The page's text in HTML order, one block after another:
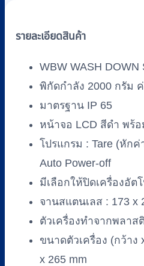
WBW
น้ำ
WBW-
รายละเอียดสินค้า
WBW WASH DOWN
พิกัดกำลัง 2000 กรัม
มาตรฐาน IP 65
หน้าจอ LCD สีดำ พร้อ
โปรแกรม : Tare (หัก
Auto Power-off
มีเลือกให้ปิดเครื่องอัต
จานสแตนเลส : 173 x
ตัวเครื่องทำจากพลาส
ขนาดตัวเครื่อง (กว้าง
x 265 mm